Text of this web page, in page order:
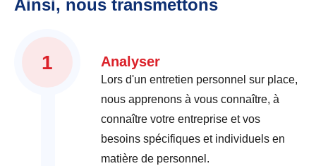
Ainsi, nous transmettons
1 Analyser
Lors d'un entretien personnel sur place,
nous apprenons à vous connaître, à
connaître votre entreprise et vos
besoins spécifiques et individuels en
matière de personnel.